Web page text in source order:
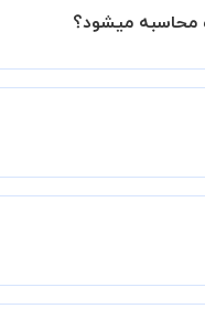
محاسبه میشود؟
کنار دوستان و یا